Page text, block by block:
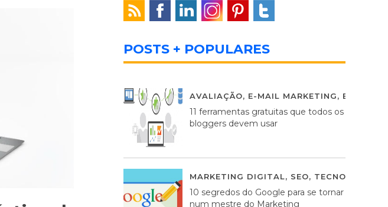
POSTS + POPULARES
AVALIAÇÃO, E-MAIL MARKETING,
11 ferramentas gratuitas que todos os
bloggers devem usar
MARKETING DIGITAL, SEO, TECNOLOGIA
10 segredos do Google para se tornar
num mestre do Marketing